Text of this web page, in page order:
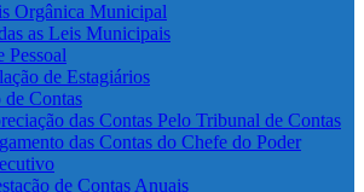
Orgânica Municipal
as Leis Municipais
Pessoal
de Estagiários
de Contas
das Contas Pelo Tribunal de Contas
das Contas do Chefe do Poder
de Contas Anuais